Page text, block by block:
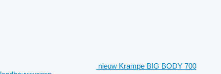
nieuw Krampe BIG BODY 700